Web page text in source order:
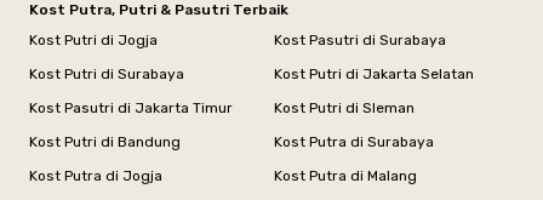
Kost Putra, Putri & Pasutri Terbaik
Kost Putri di Jogja
Kost Pasutri di Surabaya
Kost Putri di Surabaya
Kost Putri di Jakarta Selatan
Kost Pasutri di Jakarta Timur
Kost Putri di Sleman
Kost Putri di Bandung
Kost Putra di Surabaya
Kost Putra di Jogja
Kost Putra di Malang